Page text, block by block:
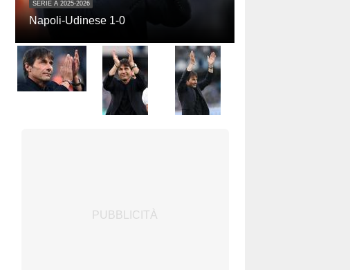
SERIE A 2025-2026
Napoli-Udinese 1-0